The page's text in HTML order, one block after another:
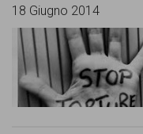
18 Giugno 2014